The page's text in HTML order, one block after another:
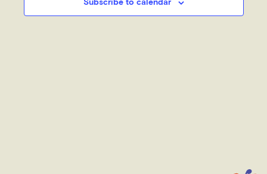
Subscribe to calendar